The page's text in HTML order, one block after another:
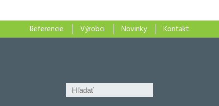
Referencie Výrobci Novinky Kontakt